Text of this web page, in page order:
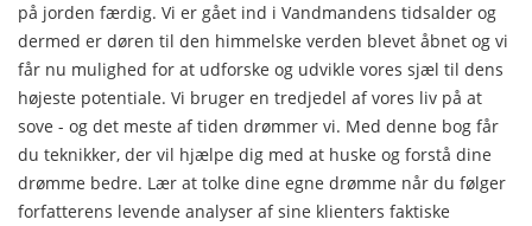
på jorden færdig. Vi er gået ind i Vandmandens tidsalder og
dermed er døren til den himmelske verden blevet åbnet og vi
får nu mulighed for at udforske og udvikle vores sjæl til dens
højeste potentiale. Vi bruger en tredjedel af vores liv på at
sove - og det meste af tiden drømmer vi. Med denne bog får
du teknikker, der vil hjælpe dig med at huske og forstå dine
drømme bedre. Lær at tolke dine egne drømme når du følger
forfatterens levende analyser af sine klienters faktiske